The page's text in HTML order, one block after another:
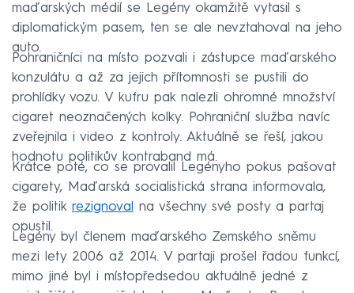
maďarských médií se Legény okamžitě vytasil s
diplomatickým pasem, ten se ale nevztahoval na jeho
auto.
Pohraničníci na místo pozvali i zástupce maďarského
konzulátu a až za jejich přítomnosti se pustili do
prohlídky vozu. V kufru pak nalezli ohromné množství
cigaret neoznačených kolky. Pohraniční služba navíc
zveřejnila i video z kontroly. Aktuálně se řeší, jakou
hodnotu politikův kontraband má.
Krátce poté, co se provalil Legényho pokus pašovat
cigarety, Maďarská socialistická strana informovala,
že politik rezignoval
na všechny své posty a partaj
opustil.
Legény byl členem maďarského Zemského sněmu
mezi lety 2006 až 2014. V partaji prošel řadou funkcí,
mimo jiné byl i místopředsedou aktuálně jedné z